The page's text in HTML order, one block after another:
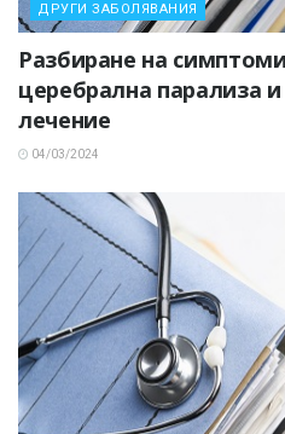
ДРУГИ ЗАБОЛЯВАНИЯ
Разбиране на
церебрална парализа
лечение
04/03/2024